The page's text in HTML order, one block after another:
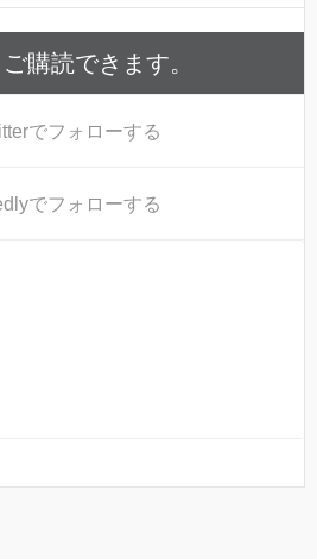
購読できます。
でフォローする
でフォローする